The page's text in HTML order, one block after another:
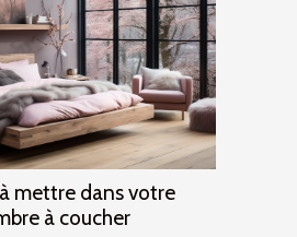
mettre dans votre
à coucher